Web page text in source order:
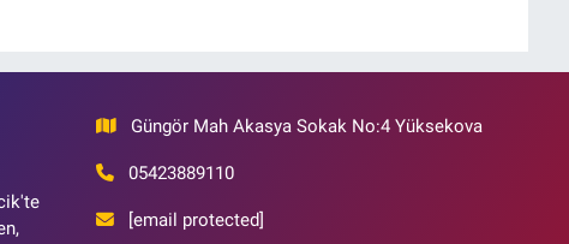
Güngör Mah Akasya Sokak No:4 Yüksekova
05423889110
[email protected]